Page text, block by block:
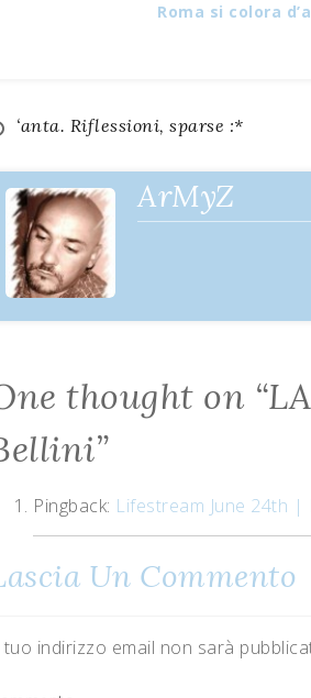
Roma si colora
articoli
‘anta. Riflessioni, sparse :*
ArMyZ
thought on “
”
Pingback: Lifestream June 24th
Un Commento
tuo indirizzo email non sarà